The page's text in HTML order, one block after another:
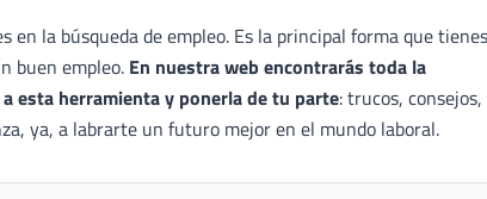
la búsqueda de empleo. Es la principal forma que tienes
buen empleo. En nuestra web encontrarás toda la
esta herramienta y ponerla de tu parte: trucos, consejos,
ya, a labrarte un futuro mejor en el mundo laboral.